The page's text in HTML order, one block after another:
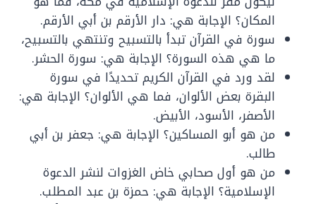
المكان؟ الإجابة هي: دار الأرقم بن أبي الأرقم.
سورة في القرآن تبدأ بالتسبيح وتنتهي بالتسبيح،
ما هي هذه السورة؟ الإجابة هي: سورة الحشر.
لقد ورد في القرآن الكريم تحديدًا في سورة
البقرة بعض الألوان، فما هي الألوان؟ الإجابة هي:
الأصفر، الأسود، الأبيض.
من هو أبو المساكين؟ الإجابة هي: جعفر بن أبي
طالب.
من هو أول صحابي خاض الغزوات لنشر الدعوة
الإسلامية؟ الإجابة هي: حمزة بن عبد المطلب.